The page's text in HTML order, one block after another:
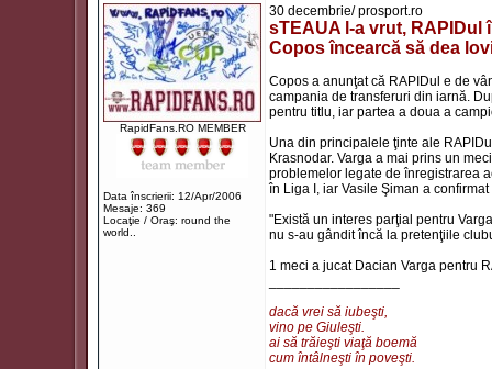
RapidFans.RO MEMBER
Data înscrierii: 12/Apr/2006
Mesaje: 369
Locaţie / Oraş: round the
world..
30 decembrie/ prosport.ro
sTEAUA l-a vrut, RAPIDul
Copos încearcă să dea
Copos a anunţat că RAPIDul e de
campania de transferuri din iarnă.
pentru titlu, iar partea a doua a
Una din principalele ţinte ale
Krasnodar. Varga a mai prins un
problemelor legate de înregistrarea
în Liga I, iar Vasile Şiman a
"Există un interes parţial pentru
nu s-au gândit încă la pretenţiile
1 meci a jucat Dacian Varga pentru
dacă vrei să iubeşti,
vino pe Giuleşti.
ai să trăieşti viaţă boemă
cum întâlneşti în poveşti.